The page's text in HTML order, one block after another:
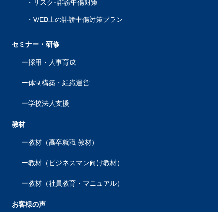
リスク･誹謗中傷対策
WEB上の誹謗中傷対策プラン
セミナー・研修
採用・人事育成
体制構築・組織運営
学校法人支援
教材
教材（高卒就職 教材）
教材（ビジネスマン向け教材）
教材（社員教育・マニュアル）
お客様の声